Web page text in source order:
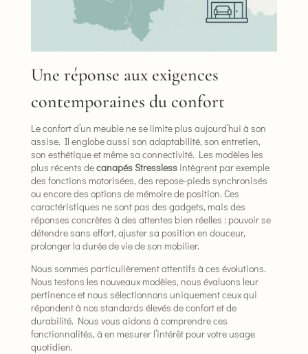
Une réponse aux exigences
contemporaines du confort
Le confort d’un meuble ne se limite plus aujourd’hui à son
assise. Il englobe aussi son adaptabilité, son entretien,
son esthétique et même sa connectivité. Les modèles les
plus récents decanapés Stresslessintègrent par exemple
des fonctions motorisées, des repose-pieds synchronisés
ou encore des options de mémoire de position. Ces
caractéristiques ne sont pas des gadgets, mais des
réponses concrètes à des attentes bien réelles : pouvoir se
détendre sans effort, ajuster sa position en douceur,
prolonger la durée de vie de son mobilier.
Nous sommes particulièrement attentifs à ces évolutions.
Nous testons les nouveaux modèles, nous évaluons leur
pertinence et nous sélectionnons uniquement ceux qui
répondent à nos standards élevés de confort et de
durabilité. Nous vous aidons à comprendre ces
fonctionnalités, à en mesurer l’intérêt pour votre usage
quotidien.